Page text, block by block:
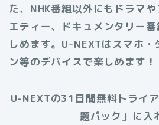
た、NHK番組以外にもドラマ
エティー、ドキュメンタリー
しめます。 U-NEXTはスマホ・
ン等のデバイスで楽しめます！
U-NEXTの31日間無料トライ
題パック」に入